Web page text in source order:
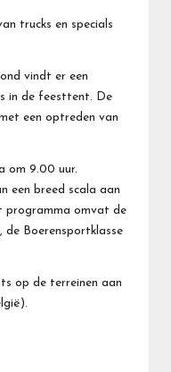
trucks en specials
vindt er een
in de feesttent. De
een optreden van
om 9.00 uur.
een breed scala aan
programma omvat de
de Boerensportklasse
op de terreinen aan